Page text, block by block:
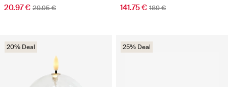
20.97 € 29.95 € 141.75 € 189 €
20% Deal 25% Deal